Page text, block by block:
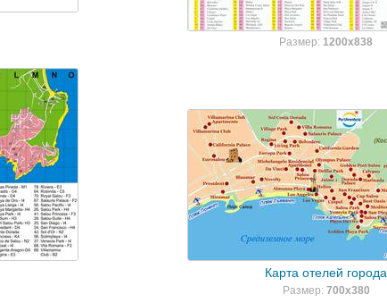
Размер: 1200x838
Карта отелей города
Размер: 700x380